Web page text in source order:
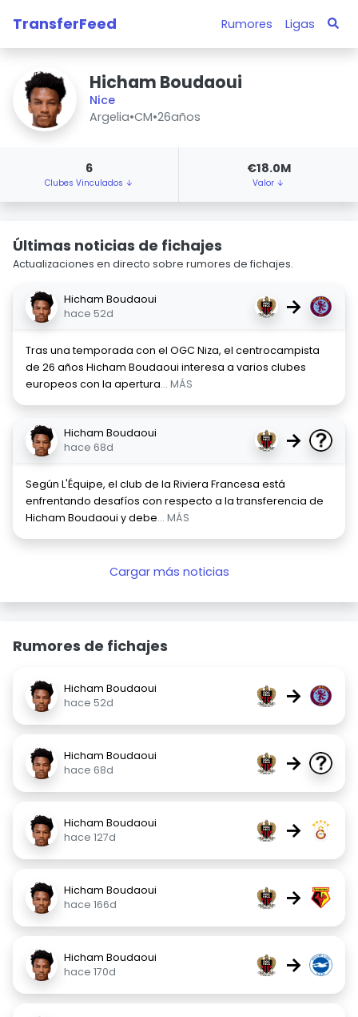
TransferFeed Rumores Ligas
Hicham Boudaoui
Nice
Argelia•CM•26años
6
Clubes Vinculados ↓
€18.0M
Valor ↓
Últimas noticias de fichajes
Actualizaciones en directo sobre rumores de fichajes.
Hicham Boudaoui
hace 52d
→
Tras una temporada con el OGC Niza, el centrocampista
de 26 años Hicham Boudaoui interesa a varios clubes
europeos con la apertura... MÁS
Hicham Boudaoui
hace 68d
→
Según L'Équipe, el club de la Riviera Francesa está
enfrentando desafíos con respecto a la transferencia de
Hicham Boudaoui y debe... MÁS
Cargar más noticias
Rumores de fichajes
Hicham Boudaoui
hace 52d
→
Hicham Boudaoui
hace 68d
→
Hicham Boudaoui
hace 127d
→
Hicham Boudaoui
hace 166d
→
Hicham Boudaoui
hace 170d
→